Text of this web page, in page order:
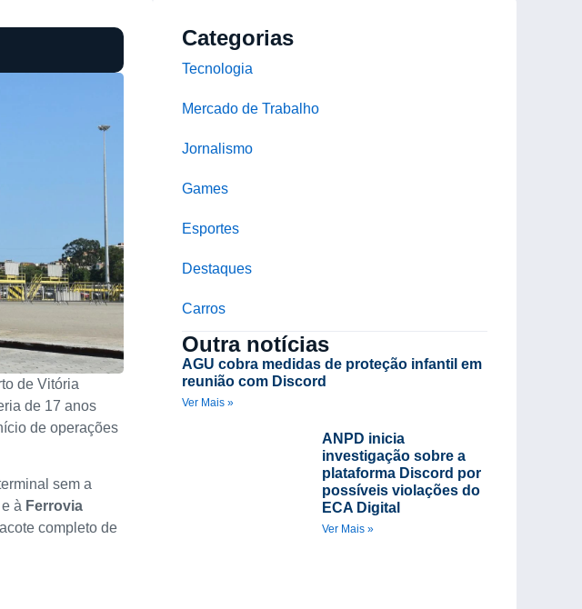
de Vitória
de 17 anos
de operações
sem a
e à Ferrovia
completo de
Categorias
Tecnologia
Mercado de Trabalho
Jornalismo
Games
Esportes
Destaques
Carros
Outra notícias
AGU cobra medidas de proteção infantil em
reunião com Discord
Ver Mais »
ANPD inicia
investigação sobre a
plataforma Discord por
possíveis violações do
ECA Digital
Ver Mais »